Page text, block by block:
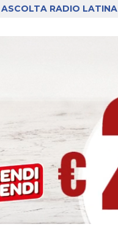
ASCOLTA RADIO LATINA